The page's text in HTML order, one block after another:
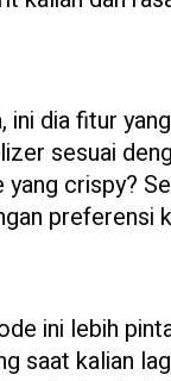
dia fitur
sesuai
crispy?
preferensi
ini lebih
saat kalian